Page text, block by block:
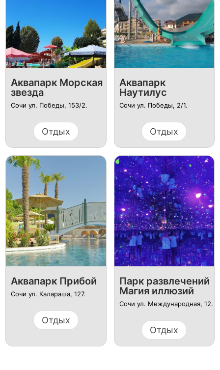
Аквапарк Морская
звезда
Сочи ул. Победы, 153/2.
Отдых
Аквапарк
Наутилус
Сочи ул. Победы, 2/1.
Отдых
Аквапарк Прибой
Сочи ул. Калараша, 127.
Отдых
Парк развлечений
Магия иллюзий
Сочи ул. ​Международная, 12.
Отдых